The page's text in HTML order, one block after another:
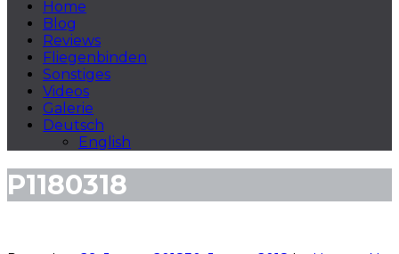
Home
Blog
Reviews
Fliegenbinden
Sonstiges
Videos
Galerie
Deutsch
English
P1180318